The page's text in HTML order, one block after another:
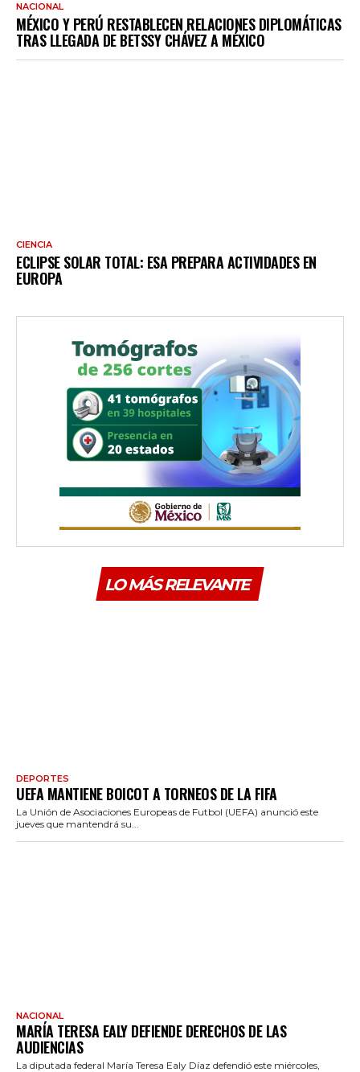
NACIONAL
MÉXICO Y PERÚ RESTABLECEN RELACIONES DIPLOMÁTICAS
TRAS LLEGADA DE BETSSY CHÁVEZ A MÉXICO
CIENCIA
ECLIPSE SOLAR TOTAL: ESA PREPARA ACTIVIDADES EN
EUROPA
LO MÁS RELEVANTE
DEPORTES
UEFA MANTIENE BOICOT A TORNEOS DE LA FIFA
La Unión de Asociaciones Europeas de Futbol (UEFA) anunció este
jueves que mantendrá su...
NACIONAL
MARÍA TERESA EALY DEFIENDE DERECHOS DE LAS
AUDIENCIAS
La diputada federal María Teresa Ealy Díaz defendió este miércoles,